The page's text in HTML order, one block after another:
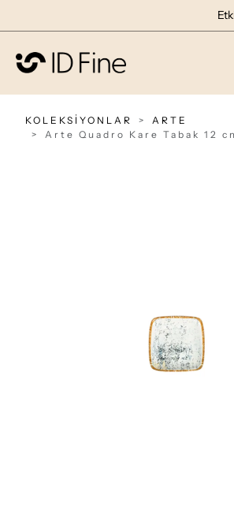
KOLEKSİYONLAR
ARTE
Arte Quadro Kare Tabak 12